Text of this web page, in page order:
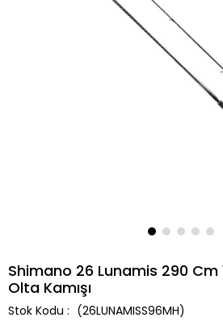
Shimano 26 Lunamis 290
Olta Kamışı
(26LUNAMISS96MH)